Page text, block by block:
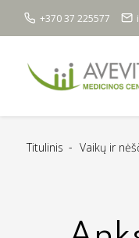
+370 37 225577
Titulinis Vaikų ir